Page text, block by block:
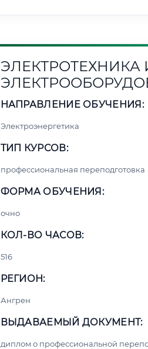
ЭЛЕКТРОТЕХНИКА
НАПРАВЛЕНИЕ ОБУЧЕНИЯ:
Электроэнергетика
ТИП КУРСОВ:
профессиональная переподготовка
ФОРМА ОБУЧЕНИЯ:
очно
КОЛ-ВО ЧАСОВ:
516
РЕГИОН:
Ангрен
ВЫДАВАЕМЫЙ ДОКУМЕНТ:
диплом о профессиональной